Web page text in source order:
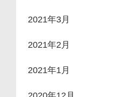
2021年3月
2021年2月
2021年1月